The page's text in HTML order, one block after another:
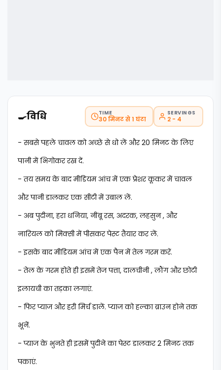
🍳विधि TIME
30 मिनट से 1 घंटा
SERVINGS
2 - 4
- सबसे पहले चावल को अच्छे से धो लें और 20 मिनट के लिए
पानी में भिगोकर रख दें.
- तय समय के बाद मीडियम आंच में एक प्रेशर कूकर में चावल
और पानी डालकर एक सीटी में उबाल लें.
- अब पुदीना, हरा धनिया, नींबू रस, अदरक, लहसुन , और
नारियल को मिक्सी में पीसकर पेस्ट तैयार कर लें.
- इसके बाद मीडियम आंच में एक पैन में तेल गरम करें.
- तेल के गरम होते ही इसमें तेज पत्ता, दालचीनी , लौंग और छोटी
इलायची का तड़का लगाएं.
- फिर प्याज और हरी मिर्च डालें. प्याज को हल्का ब्राउन होने तक
भूनें.
- प्याज के भुनते ही इसमें पुदीने का पेस्ट डालकर 2 मिनट तक
पकाएं.